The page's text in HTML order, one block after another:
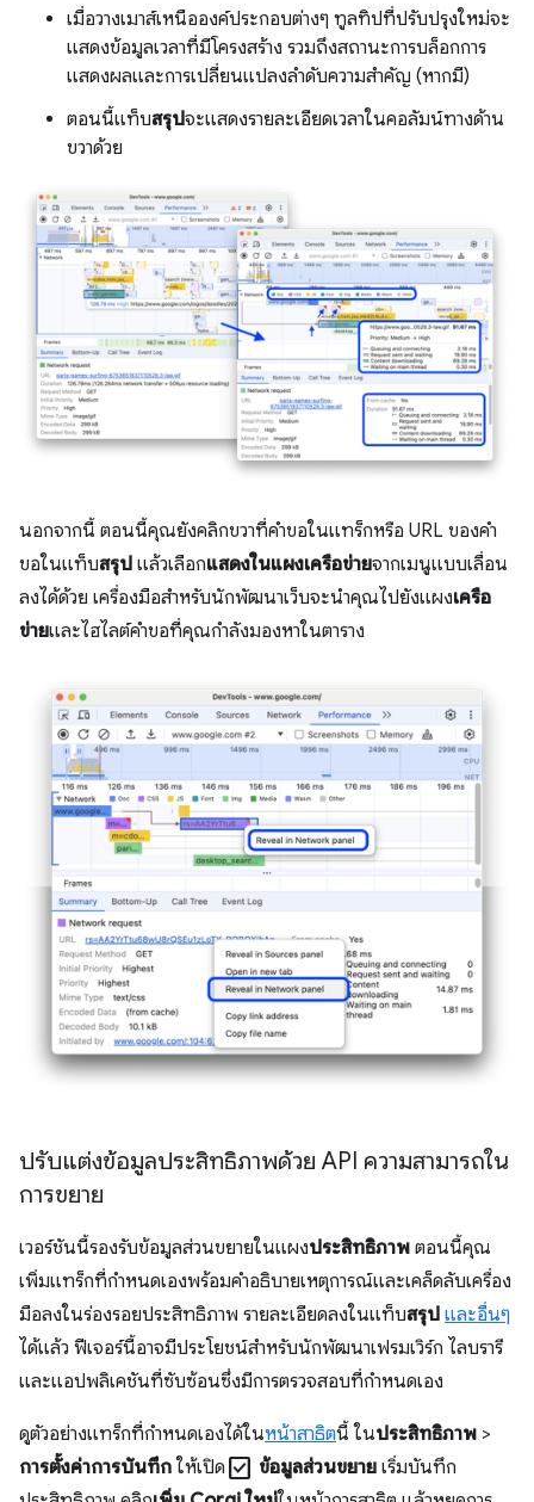
เมื่อวางเมาส์เหนือองค์ประกอบต่างๆ ทูลทิปที่ปรับปรุงใหม่จะ
แสดงข้อมูลเวลาที่มีโครงสร้าง รวมถึงสถานะการบล็อกการ
แสดงผลและการเปลี่ยนแปลงลำดับความสำคัญ (หากมี)
ตอนนี้แท็บสรุปจะแสดงรายละเอียดเวลาในคอลัมน์ทางด้าน
ขวาด้วย
นอกจากนี้ ตอนนี้คุณยังคลิกขวาที่คำขอในแทร็กหรือ URL ของคำ
ขอในแท็บสรุป แล้วเลือกแสดงในแผงเครือข่ายจากเมนูแบบเลื่อน
ลงได้ด้วย เครื่องมือสำหรับนักพัฒนาเว็บจะนำคุณไปยังแผงเครือ
ข่ายและไฮไลต์คำขอที่คุณกำลังมองหาในตาราง
ปรับแต่งข้อมูลประสิทธิภาพด้วย API ความสามารถใน
การขยาย
เวอร์ชันนี้รองรับข้อมูลส่วนขยายในแผงประสิทธิภาพ ตอนนี้คุณ
เพิ่มแทร็กที่กำหนดเองพร้อมคำอธิบายเหตุการณ์และเคล็ดลับเครื่อง
มือลงในร่องรอยประสิทธิภาพ รายละเอียดลงในแท็บสรุป และอื่นๆ
ได้แล้ว ฟีเจอร์นี้อาจมีประโยชน์สำหรับนักพัฒนาเฟรมเวิร์ก ไลบรารี
และแอปพลิเคชันที่ซับซ้อนซึ่งมีการตรวจสอบที่กำหนดเอง
ดูตัวอย่างแทร็กที่กำหนดเองได้ในหน้าสาธิตนี้ ในประสิทธิภาพ >
การตั้งค่าการบันทึก ให้เปิด check_box ข้อมูลส่วนขยาย เริ่มบันทึก